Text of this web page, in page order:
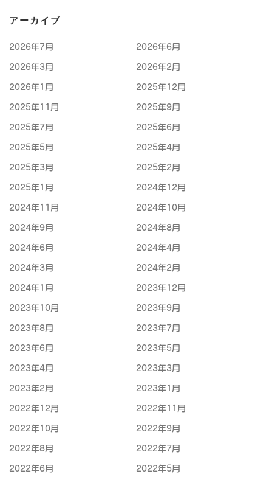
アーカイブ
2026年7月 2026年6月
2026年3月 2026年2月
2026年1月 2025年12月
2025年11月 2025年9月
2025年7月 2025年6月
2025年5月 2025年4月
2025年3月 2025年2月
2025年1月 2024年12月
2024年11月 2024年10月
2024年9月 2024年8月
2024年6月 2024年4月
2024年3月 2024年2月
2024年1月 2023年12月
2023年10月 2023年9月
2023年8月 2023年7月
2023年6月 2023年5月
2023年4月 2023年3月
2023年2月 2023年1月
2022年12月 2022年11月
2022年10月 2022年9月
2022年8月 2022年7月
2022年6月 2022年5月